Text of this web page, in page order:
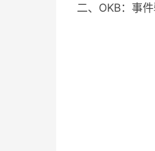
二、OKB：事